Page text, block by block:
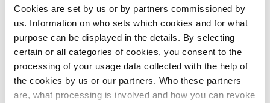
Cookies are set by us or by partners commissioned by
us. Information on who sets which cookies and for what
purpose can be displayed in the details. By selecting
certain or all categories of cookies, you consent to the
processing of your usage data collected with the help of
the cookies by us or our partners. Who these partners
are, what processing is involved and how you can revoke
HSM
Powerline
SP 4040 V -
5,8 x 50
mm
2514111144 4026631060233